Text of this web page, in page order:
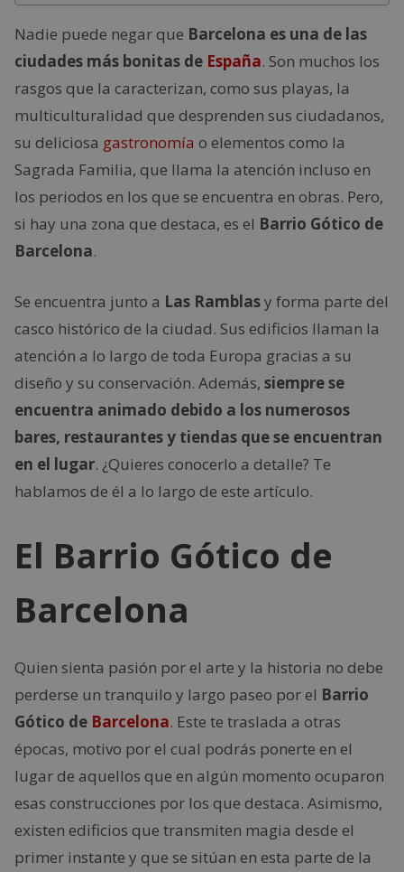
Nadie puede negar que Barcelona es una de las
ciudades más bonitas de España. Son muchos los
rasgos que la caracterizan, como sus playas, la
multiculturalidad que desprenden sus ciudadanos,
su deliciosa gastronomía o elementos como la
Sagrada Familia, que llama la atención incluso en
los periodos en los que se encuentra en obras. Pero,
si hay una zona que destaca, es el Barrio Gótico de
Barcelona.
Se encuentra junto a Las Ramblasy forma parte del
casco histórico de la ciudad. Sus edificios llaman la
atención a lo largo de toda Europa gracias a su
diseño y su conservación. Además, siempre se
encuentra animado debido a los numerosos
bares, restaurantes y tiendas que se encuentran
en el lugar. ¿Quieres conocerlo a detalle? Te
hablamos de él a lo largo de este artículo.
El Barrio Gótico de
Barcelona
Quien sienta pasión por el arte y la historia no debe
perderse un tranquilo y largo paseo por el Barrio
Gótico de Barcelona. Este te traslada a otras
épocas, motivo por el cual podrás ponerte en el
lugar de aquellos que en algún momento ocuparon
esas construcciones por los que destaca. Asimismo,
existen edificios que transmiten magia desde el
primer instante y que se sitúan en esta parte de la